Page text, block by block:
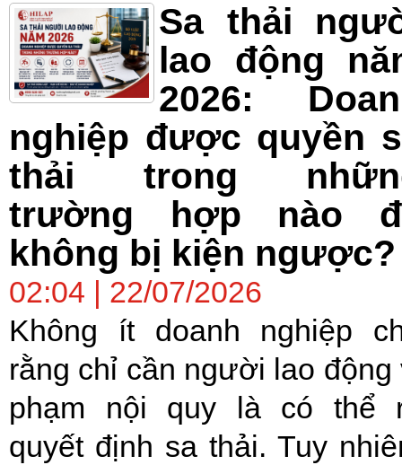
Sa thải
lao động
2026:
nghiệp được quyền
thải trong
trường hợp nào
không bị kiện ngược?
02:04 | 22/07/2026
Không ít doanh nghiệp
rằng chỉ cần người lao động
phạm nội quy là có thể
quyết định sa thải. Tuy